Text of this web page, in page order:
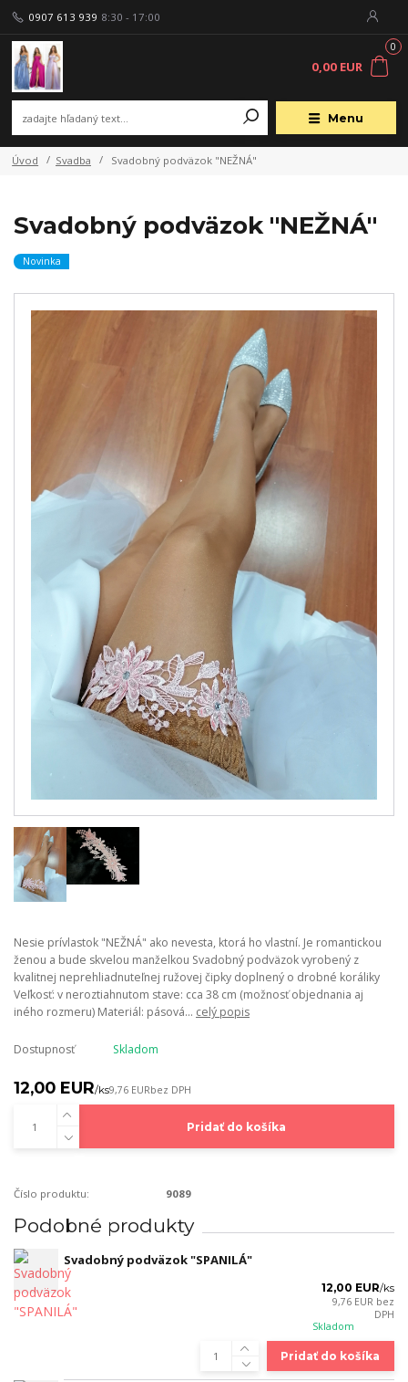
Menu
0907 613 939 8:30 - 17:00
0
0,00 EUR
Úvod Svadba Svadobný podväzok "NEŽNÁ"
Svadobný podväzok "NEŽNÁ"
Novinka
Nesie prívlastok "NEŽNÁ" ako nevesta, ktorá ho vlastní. Je romantickou
ženou a bude skvelou manželkou Svadobný podväzok vyrobený z
kvalitnej neprehliadnuteľnej ružovej čipky doplnený o drobné koráliky
Veľkosť: v neroztiahnutom stave: cca 38 cm (možnosť objednania aj
iného rozmeru) Materiál: pásová... celý popis
Dostupnosť Skladom
12,00 EUR/ks9,76 EURbez DPH
Pridať do košíka
Číslo produktu: 9089
Podobné produkty
Svadobný podväzok "SPANILÁ"
12,00 EUR/ks
9,76 EUR bez
DPH
Skladom
Pridať do košíka